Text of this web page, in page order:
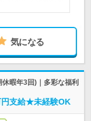
気になる
暇年3回)｜多彩な福利
円支給★未経験OK